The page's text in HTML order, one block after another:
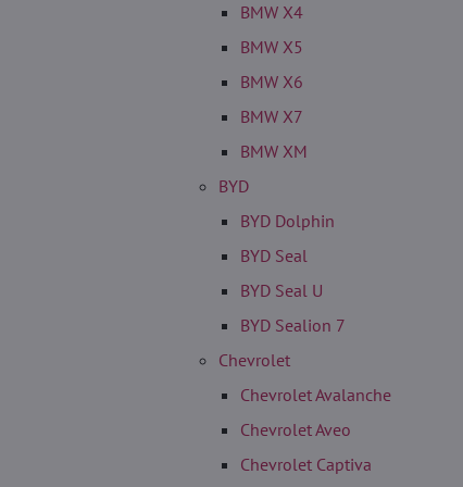
BMW X4
BMW X5
BMW X6
BMW X7
BMW XM
BYD
BYD Dolphin
BYD Seal
BYD Seal U
BYD Sealion 7
Chevrolet
Chevrolet Avalanche
Chevrolet Aveo
Chevrolet Captiva